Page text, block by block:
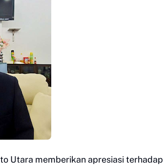
Utara memberikan apresiasi terhadap